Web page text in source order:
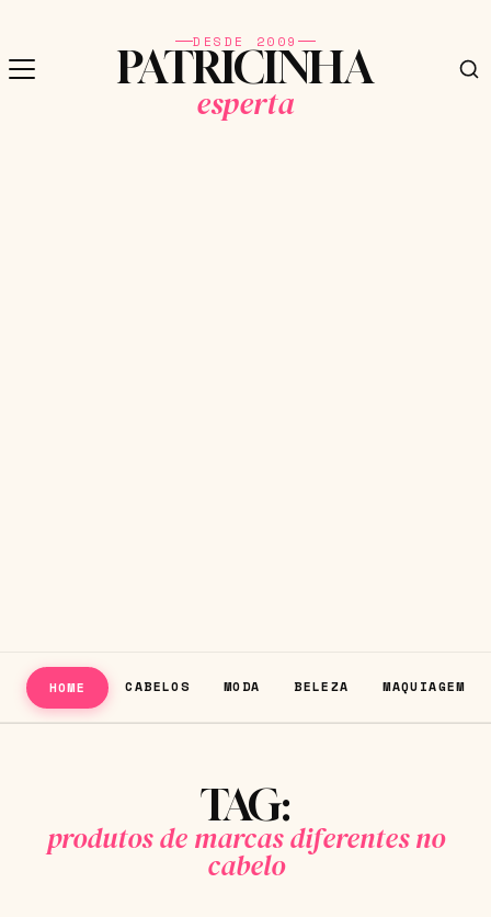
DESDE 2009
PATRICINHA
esperta
HOME CABELOS MODA BELEZA MAQUIAGEM
TAG:
produtos de marcas diferentes no
cabelo